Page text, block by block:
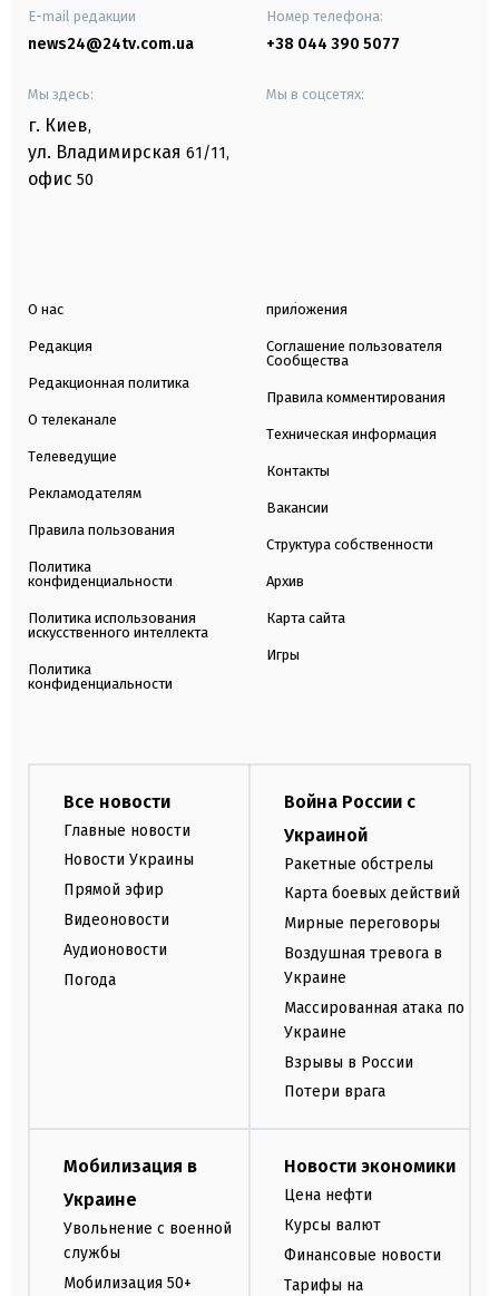
E-mail редакции
news24@24tv.com.ua
Номер телефона:
+38 044 390 5077
Мы здесь:
г. Киев,
ул. Владимирская 61/11,
офис 50
Мы в соцсетях:
О нас
Редакция
Редакционная политика
О телеканале
Телеведущие
Рекламодателям
Правила пользования
Политика
конфиденциальности
Политика использования
искусственного интеллекта
Политика
конфиденциальности
приложения
Соглашение пользователя
Сообщества
Правила комментирования
Техническая информация
Контакты
Вакансии
Структура собственности
Архив
Карта сайта
Игры
Все новости
Главные новости
Новости Украины
Прямой эфир
Видеоновости
Аудионовости
Погода
Война России с
Украиной
Ракетные обстрелы
Карта боевых действий
Мирные переговоры
Воздушная тревога в
Украине
Массированная атака по
Украине
Взрывы в России
Потери врага
Мобилизация в
Украине
Увольнение с военной
службы
Мобилизация 50+
Новости экономики
Цена нефти
Курсы валют
Финансовые новости
Тарифы на